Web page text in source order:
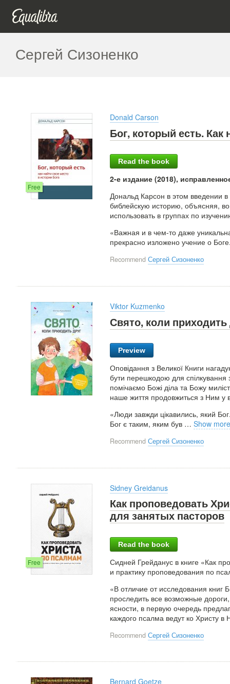
Сергей Сизоненко
Free
Donald Carson
Бог, который есть. Как
Read the book
2-е издание (2018),
Дональд Карсон в этом введении
библейскую историю, объясняя,
использовать в группах по
«Важная и в чем-то даже
прекрасно изложено учение о
Recommend Сергей Сизоненко
Viktor Kuzmenko
Свято, коли приходить
Preview
Оповідання з Великої Книги
бути перешкодою для
помічаємо Божі діла та Божу
наше життя продовжиться з Ним у
«Люди завжди цікавились, який
Бог є таким, яким був … Show more
Recommend Сергей Сизоненко
Free
Sidney Greidanus
Как проповедовать
для занятых пасторов
Read the book
Сидней Грейданус в книге «Как
и практику проповедования по
«В отличие от исследования книг
проследить все возможные
ясности, в первую очередь
каждого псалма ведут ко Христу в
Recommend Сергей Сизоненко
Bernard Goetze